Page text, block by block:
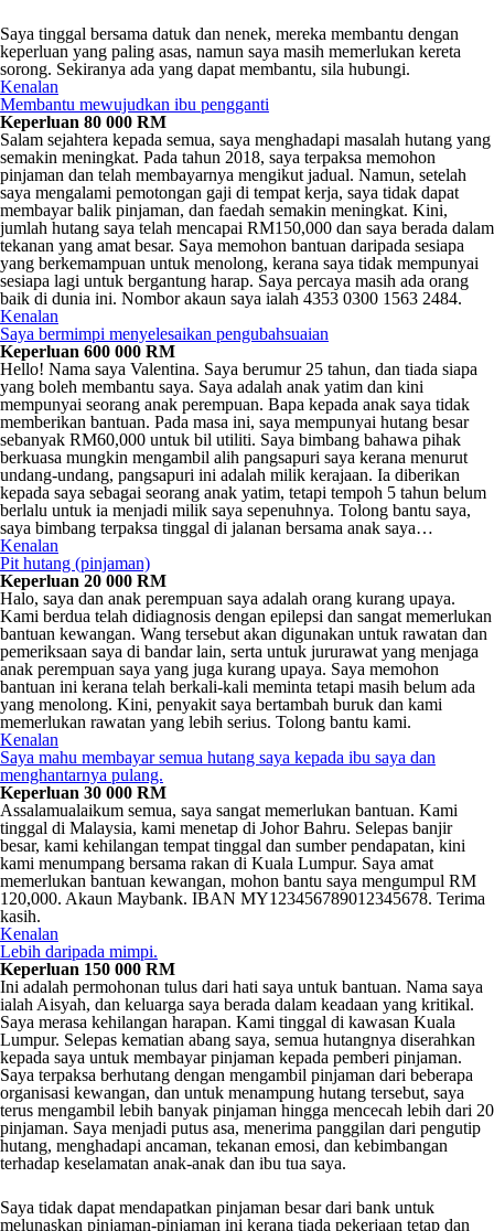
Saya tinggal bersama datuk dan nenek, mereka membantu dengan
keperluan yang paling asas, namun saya masih memerlukan kereta
sorong. Sekiranya ada yang dapat membantu, sila hubungi.
Kenalan
Membantu mewujudkan ibu pengganti
Keperluan 80 000 RM
Salam sejahtera kepada semua, saya menghadapi masalah hutang yang
semakin meningkat. Pada tahun 2018, saya terpaksa memohon
pinjaman dan telah membayarnya mengikut jadual. Namun, setelah
saya mengalami pemotongan gaji di tempat kerja, saya tidak dapat
membayar balik pinjaman, dan faedah semakin meningkat. Kini,
jumlah hutang saya telah mencapai RM150,000 dan saya berada dalam
tekanan yang amat besar. Saya memohon bantuan daripada sesiapa
yang berkemampuan untuk menolong, kerana saya tidak mempunyai
sesiapa lagi untuk bergantung harap. Saya percaya masih ada orang
baik di dunia ini. Nombor akaun saya ialah 4353 0300 1563 2484.
Kenalan
Saya bermimpi menyelesaikan pengubahsuaian
Keperluan 600 000 RM
Hello! Nama saya Valentina. Saya berumur 25 tahun, dan tiada siapa
yang boleh membantu saya. Saya adalah anak yatim dan kini
mempunyai seorang anak perempuan. Bapa kepada anak saya tidak
memberikan bantuan. Pada masa ini, saya mempunyai hutang besar
sebanyak RM60,000 untuk bil utiliti. Saya bimbang bahawa pihak
berkuasa mungkin mengambil alih pangsapuri saya kerana menurut
undang-undang, pangsapuri ini adalah milik kerajaan. Ia diberikan
kepada saya sebagai seorang anak yatim, tetapi tempoh 5 tahun belum
berlalu untuk ia menjadi milik saya sepenuhnya. Tolong bantu saya,
saya bimbang terpaksa tinggal di jalanan bersama anak saya…
Kenalan
Pit hutang (pinjaman)
Keperluan 20 000 RM
Halo, saya dan anak perempuan saya adalah orang kurang upaya.
Kami berdua telah didiagnosis dengan epilepsi dan sangat memerlukan
bantuan kewangan. Wang tersebut akan digunakan untuk rawatan dan
pemeriksaan saya di bandar lain, serta untuk jururawat yang menjaga
anak perempuan saya yang juga kurang upaya. Saya memohon
bantuan ini kerana telah berkali-kali meminta tetapi masih belum ada
yang menolong. Kini, penyakit saya bertambah buruk dan kami
memerlukan rawatan yang lebih serius. Tolong bantu kami.
Kenalan
Saya mahu membayar semua hutang saya kepada ibu saya dan
menghantarnya pulang.
Keperluan 30 000 RM
Assalamualaikum semua, saya sangat memerlukan bantuan. Kami
tinggal di Malaysia, kami menetap di Johor Bahru. Selepas banjir
besar, kami kehilangan tempat tinggal dan sumber pendapatan, kini
kami menumpang bersama rakan di Kuala Lumpur. Saya amat
memerlukan bantuan kewangan, mohon bantu saya mengumpul RM
120,000. Akaun Maybank. IBAN MY123456789012345678. Terima
kasih.
Kenalan
Lebih daripada mimpi.
Keperluan 150 000 RM
Ini adalah permohonan tulus dari hati saya untuk bantuan. Nama saya
ialah Aisyah, dan keluarga saya berada dalam keadaan yang kritikal.
Saya merasa kehilangan harapan. Kami tinggal di kawasan Kuala
Lumpur. Selepas kematian abang saya, semua hutangnya diserahkan
kepada saya untuk membayar pinjaman kepada pemberi pinjaman.
Saya terpaksa berhutang dengan mengambil pinjaman dari beberapa
organisasi kewangan, dan untuk menampung hutang tersebut, saya
terus mengambil lebih banyak pinjaman hingga mencecah lebih dari 20
pinjaman. Saya menjadi putus asa, menerima panggilan dari pengutip
hutang, menghadapi ancaman, tekanan emosi, dan kebimbangan
terhadap keselamatan anak-anak dan ibu tua saya.
Saya tidak dapat mendapatkan pinjaman besar dari bank untuk
melunaskan pinjaman-pinjaman ini kerana tiada pekerjaan tetap dan